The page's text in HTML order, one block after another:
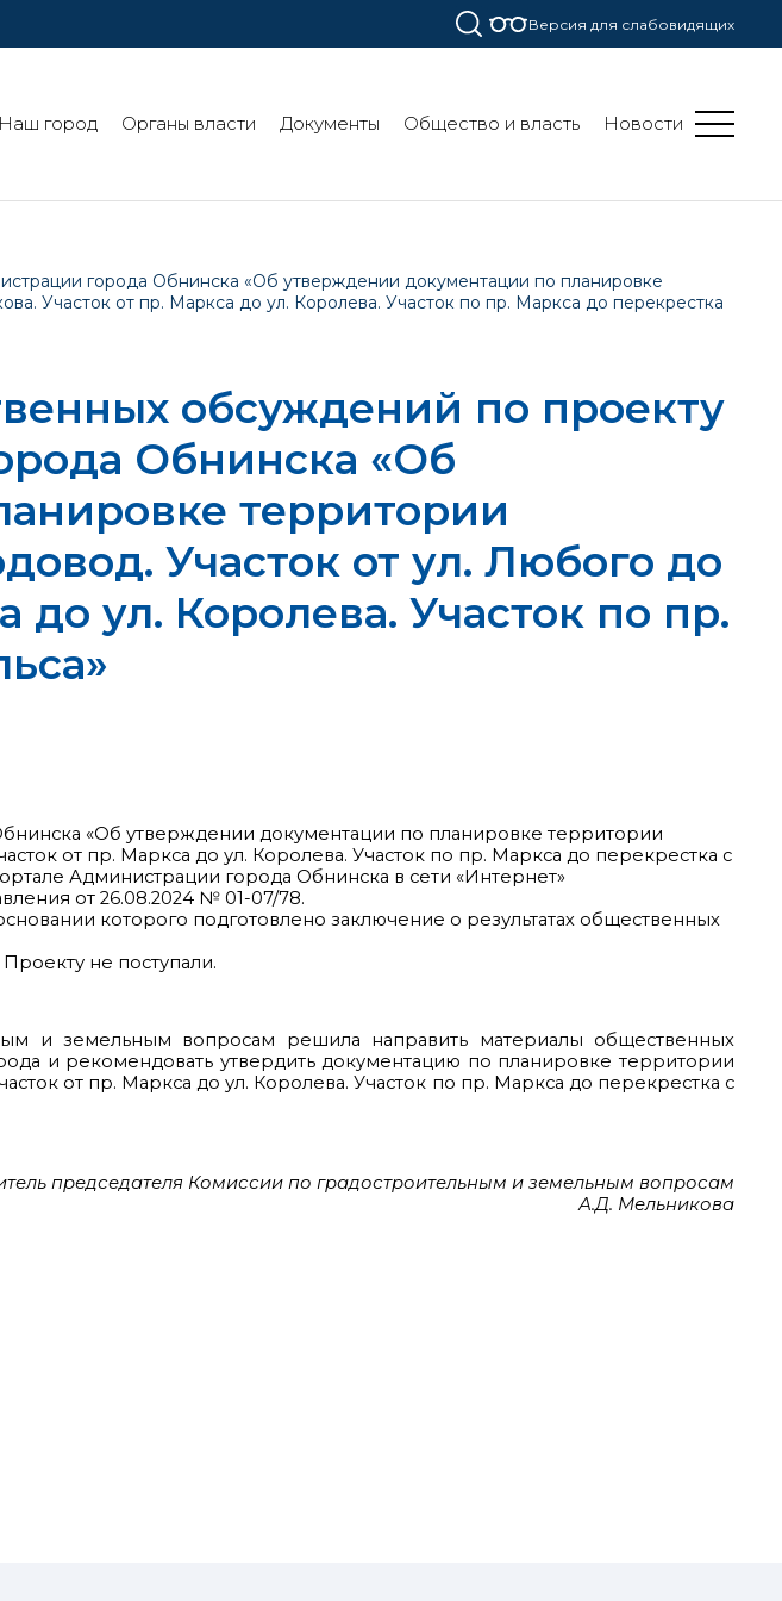
Версия для слабовидящих
Наш город Органы власти Документы Общество и власть Новости
города Обнинска «Об утверждении документации по планировке
Участок от пр. Маркса до ул. Королева. Участок по пр. Маркса до перекрестка
обсуждений по проекту
Обнинска «Об
территории
Участок от ул. Любого до
до ул. Королева. Участок по пр.
«Об утверждении документации по планировке территории
от пр. Маркса до ул. Королева. Участок по пр. Маркса до перекрестка с
Администрации города Обнинска в сети «Интернет»
от 26.08.2024 № 01-07/78.
которого подготовлено заключение о результатах общественных
не поступали.
и земельным вопросам решила направить материалы общественных
и рекомендовать утвердить документацию по планировке территории
от пр. Маркса до ул. Королева. Участок по пр. Маркса до перекрестка с
председателя Комиссии по градостроительным и земельным вопросам
А.Д. Мельникова